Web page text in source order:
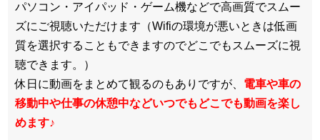
パソコン・アイパッド・ゲーム機などで高画質でスムー
ズにご視聴いただけます（Wifiの環境が悪いときは低画
質を選択することもできますのでどこでもスムーズに視
聴できます。）
休日に動画をまとめて観るのもありですが、 電車や車の
移動中や仕事の休憩中などいつでもどこでも動画を楽し
めます♪